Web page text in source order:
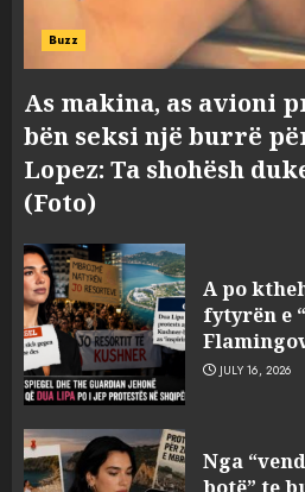
Buzz
As makina, as avioni
bën seksi një burrë
Lopez: Ta shohësh
(Foto)
A po
fytyrën e
JULY 16, 2026
Nga
botë” te
pas